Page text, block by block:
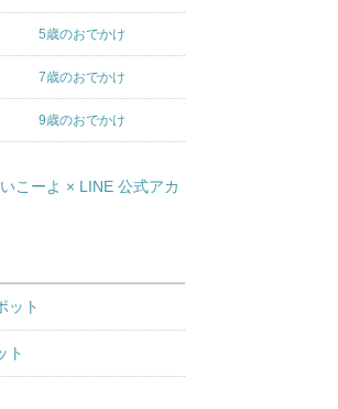
5歳のおでかけ
7歳のおでかけ
9歳のおでかけ
ット
ト